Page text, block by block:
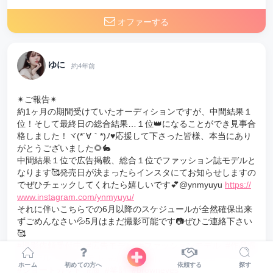
オファーする
ゆに 約4年前
✴ご報告✴
約1ヶ月の期間受けていたオーディションですが、中間結果１
位！そして最終日の総合結果…１位👑になることができ見事合
格しました！ヾ(*´∀｀*)ﾉ♥️応援して下さった皆様、本当にあり
がとうございました🌻🐇
中間結果１位で広告掲載、総合１位でファッション誌モデルと
なります🥰発売日が決まったらインスタにてお知らせしますの
でぜひチェックしてくれたら嬉しいです💕@ynmyuyu https://
www.instagram.com/ynmyuyu/
それに伴いこちらでの6月以降のスケジュールが全然確保出来
ずごめんなさい💦5月はまだ撮影可能です📷ぜひご連絡下さい
🥰
#撮影依頼受付中
#広告モデル #ファッションモデル
#作品撮
りモデル
#着物モデル #ポートレートモデル #ショートヘア
#ショートカット #海 #browneyes
ホーム 初めての方へ 依頼する 探す